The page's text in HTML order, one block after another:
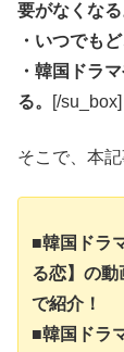
要がなくなる
・いつでも
・韓国ドラ
る。
[/su_box]
そこで、本記
■韓国ドラ
る恋】の
で紹介！
■韓国ドラ